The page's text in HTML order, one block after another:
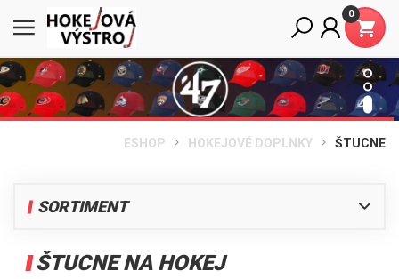
0
ESHOP HOKEJOVÉ DOPLNKY ŠTUCNE
SORTIMENT
BRANKÁR
ŠTUCNE NA HOKEJ